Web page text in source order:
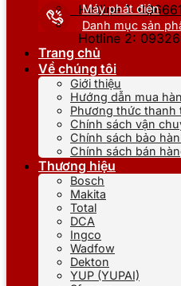
Hotline 1:
Hotline 2:
Máy phát điện
Danh mục sản
Trang chủ
Về chúng tôi
Giới thiệu
Hướng dẫn mua
Phương thức thanh
Chính sách vận
Chính sách bảo
Chính sách bán
Thương hiệu
Bosch
Makita
Total
DCA
Ingco
Wadfow
Dekton
YUP (YUPAI)